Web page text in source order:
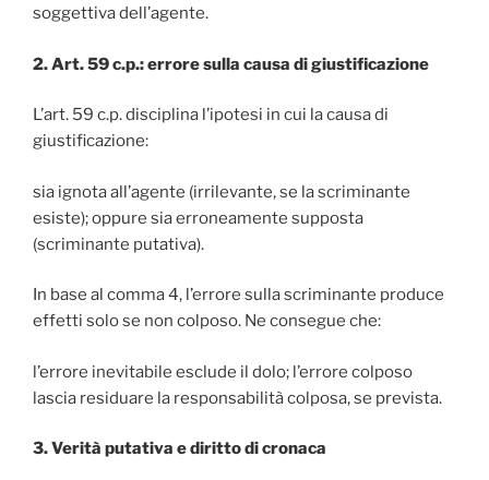
soggettiva dell’agente.
2. Art. 59 c.p.: errore sulla causa di giustificazione
L’art. 59 c.p. disciplina l’ipotesi in cui la causa di
giustificazione:
sia ignota all’agente (irrilevante, se la scriminante
esiste); oppure sia erroneamente supposta
(scriminante putativa).
In base al comma 4, l’errore sulla scriminante produce
effetti solo se non colposo. Ne consegue che:
l’errore inevitabile esclude il dolo; l’errore colposo
lascia residuare la responsabilità colposa, se prevista.
3. Verità putativa e diritto di cronaca